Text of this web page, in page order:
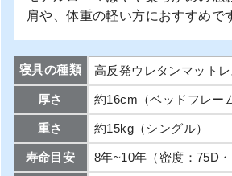
肩や、体重の軽い方におすすめで
寝具の種類 高反発ウレタンマットレ
厚さ 約16cm（ベッドフレー
重さ 約15kg（シングル）
寿命目安 8年~10年（密度：75D